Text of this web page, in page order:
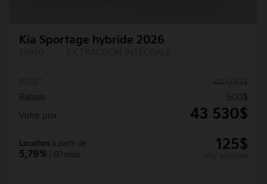
Kia Sportage hybride 2026
Rabais
500$
Votre prix
43 530$
Location à partir de
5,79% / 60 mois
125$